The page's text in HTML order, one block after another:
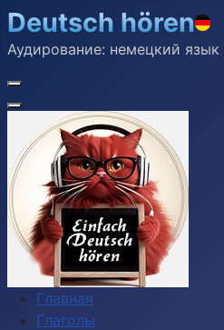
Deutsch hören
Аудирование: немецкий язык
Главная
Глаголы